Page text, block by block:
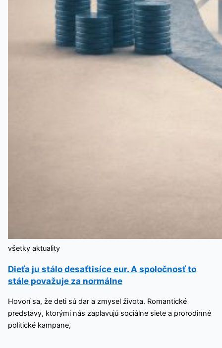
všetky aktuality
Dieťa ju stálo desaťtisíce eur. A spoločnosť to
stále považuje za normálne
Hovorí sa, že deti sú dar a zmysel života. Romantické
predstavy, ktorými nás zaplavujú sociálne siete a prorodinné
politické kampane,